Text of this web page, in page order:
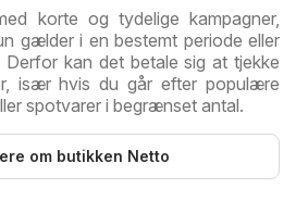
korte og tydelige kampagner,
gælder i en bestemt periode eller
kan det betale sig at tjekke
især hvis du går efter populære
spotvarer i begrænset antal.
om butikken Netto